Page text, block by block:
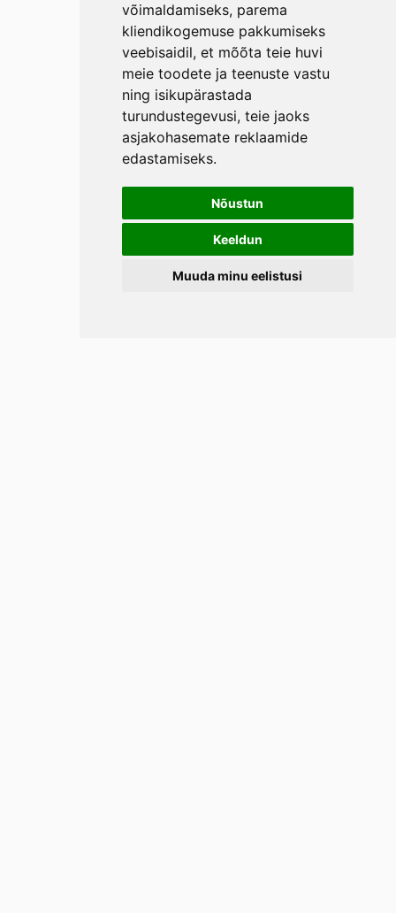
võimaldamiseks, parema
kliendikogemuse pakkumiseks
veebisaidil, et mõõta teie huvi
meie toodete ja teenuste vastu
ning isikupärastada
turundustegevusi, teie jaoks
asjakohasemate reklaamide
edastamiseks.
Nõustun
Keeldun
Muuda minu eelistusi